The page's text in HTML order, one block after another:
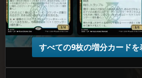
すべての9枚の増分カードを